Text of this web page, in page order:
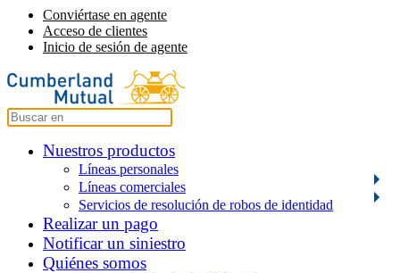
Conviértase en agente
Acceso de clientes
Inicio de sesión de agente
Nuestros productos
Líneas personales
Líneas comerciales
Servicios de resolución de robos de identidad
Realizar un pago
Notificar un siniestro
Quiénes somos